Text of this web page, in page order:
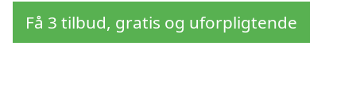
Få 3 tilbud, gratis og uforpligtende